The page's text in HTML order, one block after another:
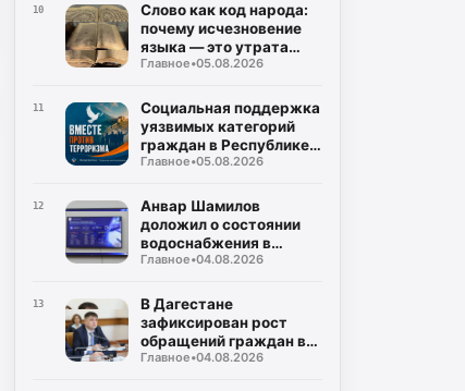
10
Слово как код народа:
почему исчезновение
языка — это утрата
мира
Главное•05.08.2026
11
Социальная поддержка
уязвимых категорий
граждан в Республике
Дагестан
Главное•05.08.2026
12
Анвар Шамилов
доложил о состоянии
водоснабжения в
районах и городах
Главное•04.08.2026
13
В Дагестане
зафиксирован рост
обращений граждан в
органы власти
Главное•04.08.2026